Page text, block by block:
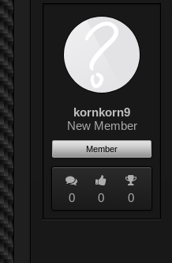
kornkorn9
New Member
Member
0 0 0